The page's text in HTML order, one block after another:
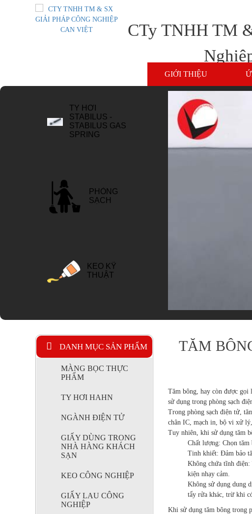
CTy TNHH TM
GIỚI THIỆU
TY HƠI
PHÒNG
SẠCH
KEO KỸ
THUẬT
TRANG THIẾT BỊ
NGHÀNH NƯỚC
VÀ XỬ LÝ NƯỚC
GIẤY DÙNG
TRONG THỰC
MÀNG BỌC
KEO CÔNG
NGHIỆP
DANH MỤC SẢN PHẨM
MÀNG BỌC THỰC
PHẨM
TY HƠI HAHN
NGÀNH ĐIỆN TỬ
GIẤY DÙNG TRONG
NHÀ HÀNG KHÁCH
SẠN
KEO CÔNG NGHIỆP
GIẤY LAU CÔNG
NGHIỆP
TĂM
Tăm bông, hay còn được gọi
sử dụng trong phòng sạch
Trong phòng sạch điện tử,
chân IC, mạch in, bộ vi xử
Tuy nhiên, khi sử dụng tăm
Chất lượng: Chọn tăm
Tinh khiết: Đảm bảo
Không chứa tĩnh điện:
kiện nhạy cảm.
Không sử dụng dung
tẩy rửa khác, trừ khi
Khi sử dụng tăm bông trong